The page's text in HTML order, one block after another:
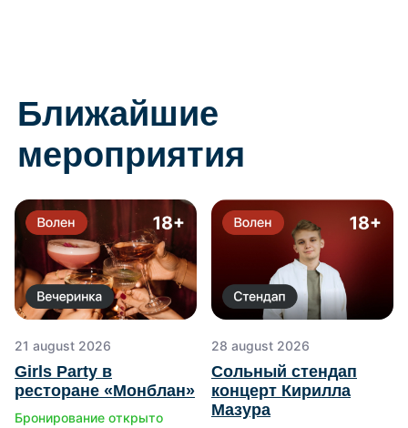
21 august 2026
Girls Рarty в
ресторане «Монблан»
Бронирование открыто
28 august 2026
Сольный стендап
концерт Кирилла
Мазура